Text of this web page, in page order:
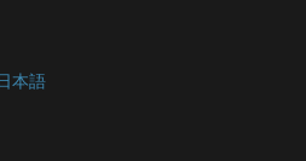
本語